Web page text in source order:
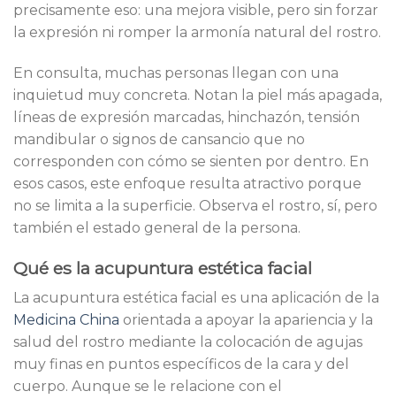
precisamente eso: una mejora visible, pero sin forzar
la expresión ni romper la armonía natural del rostro.
En consulta, muchas personas llegan con una
inquietud muy concreta. Notan la piel más apagada,
líneas de expresión marcadas, hinchazón, tensión
mandibular o signos de cansancio que no
corresponden con cómo se sienten por dentro. En
esos casos, este enfoque resulta atractivo porque
no se limita a la superficie. Observa el rostro, sí, pero
también el estado general de la persona.
Qué es la acupuntura estética facial
La acupuntura estética facial es una aplicación de la
Medicina China orientada a apoyar la apariencia y la
salud del rostro mediante la colocación de agujas
muy finas en puntos específicos de la cara y del
cuerpo. Aunque se le relacione con el